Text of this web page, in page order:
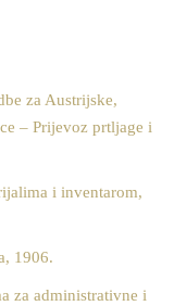
za Austrijske,
– Prijevoz prtljage i
i inventarom,
1906.
za administrativne i